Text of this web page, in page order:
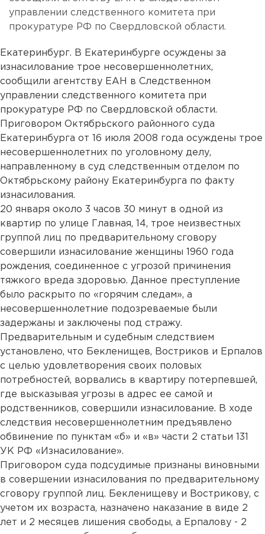
управлении следственного комитета при
прокуратуре РФ по Свердловской области.
Екатеринбург. В Екатеринбурге осуждены за
изнасилование трое несовершеннолетних,
сообщили агентству ЕАН в Следственном
управлении следственного комитета при
прокуратуре РФ по Свердловской области.
Приговором Октябрьского районного суда
Екатеринбурга от 16 июля 2008 года осуждены трое
несовершеннолетних по уголовному делу,
направленному в суд следственным отделом по
Октябрьскому району Екатеринбурга по факту
изнасилования.
20 января около 3 часов 30 минут в одной из
квартир по улице Главная, 14, трое неизвестных
группой лиц по предварительному сговору
совершили изнасилование женщины 1960 года
рождения, соединенное с угрозой причинения
тяжкого вреда здоровью. Данное преступление
было раскрыто по «горячим следам», а
несовершеннолетние подозреваемые были
задержаны и заключены под стражу.
Предварительным и судебным следствием
установлено, что Бекленищев, Востриков и Ерпалов
с целью удовлетворения своих половых
потребностей, ворвались в квартиру потерпевшей,
где высказывая угрозы в адрес ее самой и
родственников, совершили изнасилование. В ходе
следствия несовершеннолетним предъявлено
обвинение по пунктам «б» и «в» части 2 статьи 131
УК РФ «Изнасилование».
Приговором суда подсудимые признаны виновными
в совершении изнасилования по предварительному
сговору группой лиц. Бекленищеву и Вострикову, с
учетом их возраста, назначено наказание в виде 2
лет и 2 месяцев лишения свободы, а Ерпалову - 2